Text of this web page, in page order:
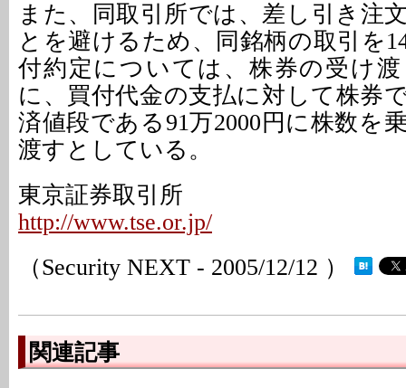
また、同取引所では、差し引き注
とを避けるため、同銘柄の取引を
付約定については、株券の受け
に、買付代金の支払に対して株券
済値段である91万2000円に株数を
渡すとしている。
東京証券取引所
http://www.tse.or.jp/
（Security NEXT - 2005/12/12 ）
関連記事